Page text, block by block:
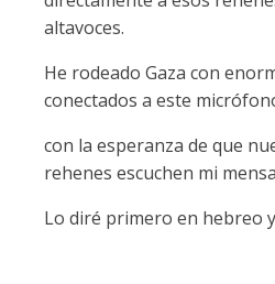
altavoces.
He rodeado Gaza con
conectados a este
con la esperanza de que
rehenes escuchen mi
Lo diré primero en hebreo